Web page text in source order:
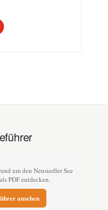
um den Neusiedler See
PDF entdecken.
ansehen